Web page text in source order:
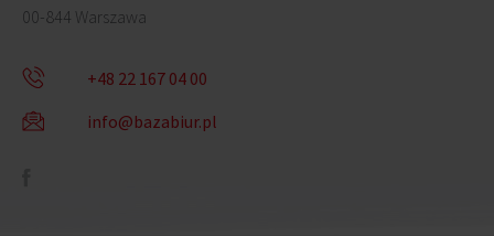
00-844 Warszawa
+48 22 167 04 00
info@bazabiur.pl